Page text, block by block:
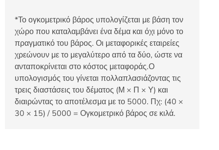
*Το ογκομετρικό βάρος υπολογίζεται με βάση τον
χώρο που καταλαμβάνει ένα δέμα και όχι μόνο το
πραγματικό του βάρος. Οι μεταφορικές εταιρείες
χρεώνουν με το μεγαλύτερο από τα δύο, ώστε να
ανταποκρίνεται στο κόστος μεταφοράς.Ο
υπολογισμός του γίνεται πολλαπλασιάζοντας τις
τρεις διαστάσεις του δέματος (Μ × Π × Υ) και
διαιρώντας το αποτέλεσμα με το 5000. Πχ: (40 ×
30 × 15) / 5000 = Ογκομετρικό βάρος σε κιλά.